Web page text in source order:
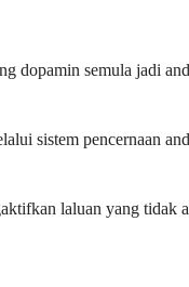
dopamin semula jadi
sistem pencernaan
laluan yang